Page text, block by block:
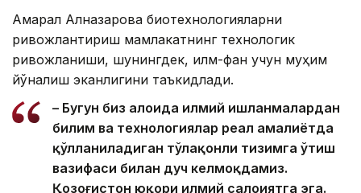
Ақмарал Алназарова биотехнологияларни
ривожлантириш мамлакатнинг технологик
ривожланиши, шунингдек, илм-фан учун муҳим
йўналиш эканлигини таъкидлади.
– Бугун биз алоҳида илмий ишланмалардан
билим ва технологиялар реал амалиётда
қўлланиладиган тўлақонли тизимга ўтиш
вазифаси билан дуч келмоқдамиз.
Қозоғистон юқори илмий салоҳиятга эга.